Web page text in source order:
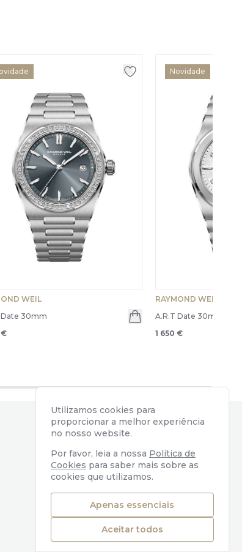
WEIL
Date 30mm
€
Novidade
RAYMOND WEIL
A.R.T Date 30mm
1 650 €
CONTACTOS
Av. Almirante Reis, 39
1169-039 Lisboa, Portugal
+351 218 110 890
Utilizamos cookies para
proporcionar a melhor experiência
no nosso website.
Por favor, leia a nossa Política de
Cookies para saber mais sobre as
cookies que utilizamos.
Apenas essenciais
Aceitar todos